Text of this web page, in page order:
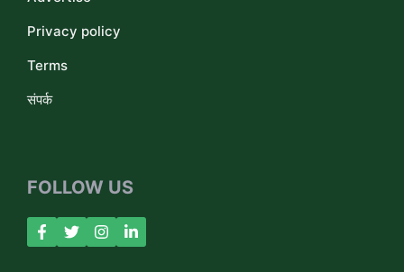
Privacy policy
Terms
संपर्क
FOLLOW US